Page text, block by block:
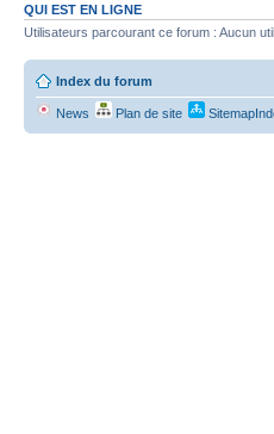
QUI EST EN LIGNE
Utilisateurs parcourant ce forum : Aucun
Index du forum
News Plan de site